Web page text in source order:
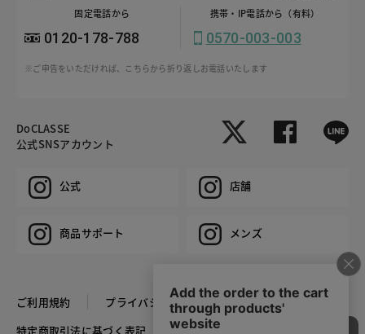
固定電話から
0120-178-788
携帯・IP電話から（有料）
0570-003-003
※ご申告をいただければ、こちらから折り返しお電話いたします
DoCLASSE
公式SNSアカウント
公式 店舗
商品サポート メンズ
ご利用規約
プライバシーポリシー
特定商取引法に基づく表記
推奨環境